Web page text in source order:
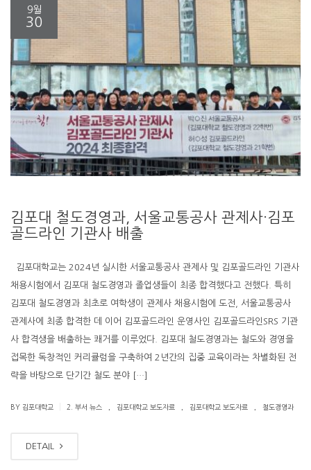
9월
30
김포대 철도경영과, 서울교통공사 관제사·김포
골드라인 기관사 배출
김포대학교는 2024년 실시한 서울교통공사 관제사 및 김포골드라인 기관사
채용시험에서 김포대 철도경영과 졸업생들이 최종 합격했다고 전했다. 특히
김포대 철도경영과 최초로 여학생이 관제사 채용시험에 도전, 서울교통공사
관제사에 최종 합격한 데 이어 김포골드라인 운영사인 김포골드라인SRS 기관
사 합격생을 배출하는 쾌거를 이루었다. 김포대 철도경영과는 철도와 경영을
접목한 독창적인 커리큘럼을 구축하여 2년간의 집중 교육이라는 차별화된 전
략을 바탕으로 단기간 철도 분야 […]
BY 김포대학교 2. 부서 뉴스 김포대학교 보도자료 김포대학교 보도자료 철도경영과
DETAIL